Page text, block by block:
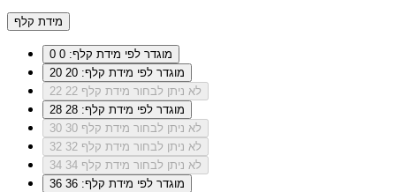
מידת קלף
0
מוגדר לפי מידת קלף: 0
20
מוגדר לפי מידת קלף: 20
22
לא ניתן לבחור מידת קלף 22
28
מוגדר לפי מידת קלף: 28
30
לא ניתן לבחור מידת קלף 30
32
לא ניתן לבחור מידת קלף 32
34
לא ניתן לבחור מידת קלף 34
36
מוגדר לפי מידת קלף: 36